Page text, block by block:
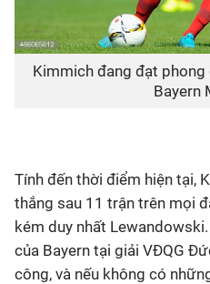
Kimmich đang đạt
Bayern
Tính đến thời điểm hiện tại,
thắng sau 11 trận trên mọi
kém duy nhất
của Bayern tại giải VĐQG
công, và nếu không có